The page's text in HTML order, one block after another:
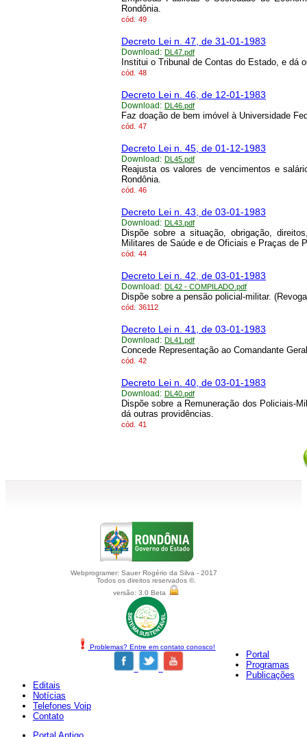
Rondônia.
cód. 49
Decreto Lei n. 47, de 31-01-1983
Download: DL47.pdf
Institui o Tribunal de Contas do Estado, e dá
cód. 48
Decreto Lei n. 46, de 12-01-1983
Download: DL46.pdf
Faz doação de bem imóvel à Universidade
cód. 47
Decreto Lei n. 45, de 01-12-1983
Download: DL45.pdf
Reajusta os valores de vencimentos e
Rondônia.
cód. 46
Decreto Lei n. 43, de 03-01-1983
Download: DL43.pdf
Dispõe sobre a situação, obrigação,
Militares de Saúde e de Oficiais e Praças de
cód. 44
Decreto Lei n. 42, de 03-01-1983
Download: DL42 - COMPILADO.pdf
Dispõe sobre a pensão policial-militar.
cód. 36112
Decreto Lei n. 41, de 03-01-1983
Download: DL41.pdf
Concede Representação ao Comandante
cód. 42
Decreto Lei n. 40, de 03-01-1983
Download: DL40.pdf
Dispõe sobre a Remuneração dos Policiais-
dá outras providências.
cód. 41
Webprogramer: Sauer Rogério da Silva - 2017
Todos os direitos reservados ©.
versão: 3.0 Beta
Problemas? Entre em contato conosco!
Portal
Programas
Publicações
Editais
Notícias
Telefones Voip
Contato